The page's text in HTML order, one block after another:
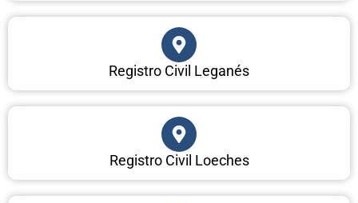
Registro Civil Leganés
Registro Civil Loeches